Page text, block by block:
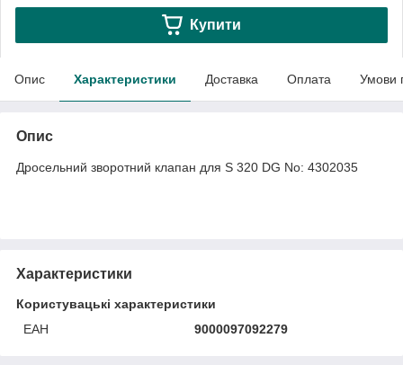
Купити
Опис Характеристики Доставка Оплата Умови
Опис
Дросельний зворотний клапан для S 320 DG No: 4302035
Характеристики
Користувацькі характеристики
ЕАН
9000097092279